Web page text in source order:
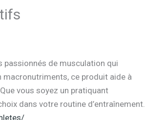
passionnés de musculation qui
ce produit aide à
vous soyez un pratiquant
dans votre routine d’entraînement.